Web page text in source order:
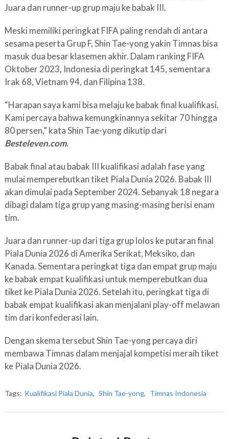
Juara dan runner-up grup maju ke babak III.
Meski memiliki peringkat FIFA paling rendah di antara
sesama peserta Grup F, Shin Tae-yong yakin Timnas bisa
masuk dua besar klasemen akhir. Dalam ranking FIFA
Oktober 2023, Indonesia di peringkat 145, sementara
Irak 68, Vietnam 94, dan Filipina 138.
“Harapan saya kami bisa melaju ke babak final kualifikasi.
Kami percaya bahwa kemungkinannya sekitar 70 hingga
80 persen,” kata Shin Tae-yong dikutip dari
Besteleven.com.
Babak final atau babak III kualifikasi adalah fase yang
mulai memperebutkan tiket Piala Dunia 2026. Babak III
akan dimulai pada September 2024. Sebanyak 18 negara
dibagi dalam tiga grup yang masing-masing berisi enam
tim.
Juara dan runner-up dari tiga grup lolos ke putaran final
Piala Dunia 2026 di Amerika Serikat, Meksiko, dan
Kanada. Sementara peringkat tiga dan empat grup maju
ke babak empat kualifikasi untuk memperebutkan dua
tiket ke Piala Dunia 2026. Setelah itu, peringkat tiga di
babak empat kualifikasi akan menjalani play-off melawan
tim dari konfederasi lain.
Dengan skema tersebut Shin Tae-yong percaya diri
membawa Timnas dalam menjajal kompetisi meraih tiket
ke Piala Dunia 2026.
Tags: Kualifikasi Piala Dunia, Shin Tae-yong, Timnas Indonesia